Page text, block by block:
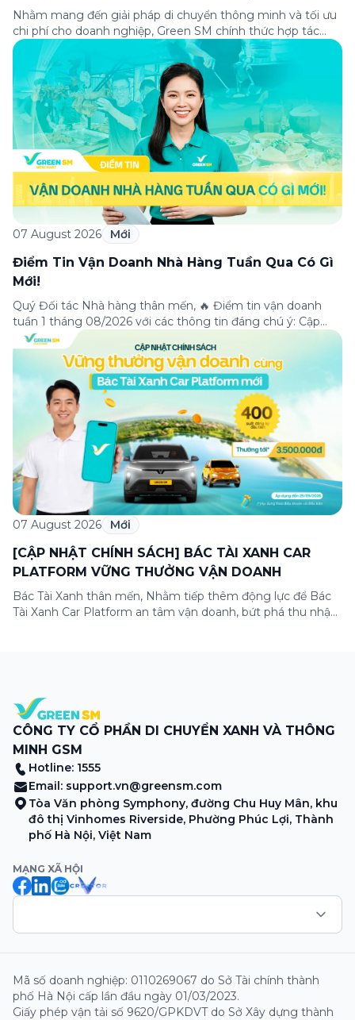
Business
Nhằm mang đến giải pháp di chuyển thông minh và tối ưu
chi phí cho doanh nghiệp, Green SM chính thức hợp tác
cùng VPBank triển khai chương trình ưu đãi dành riêng cho
khách hàng đăng ký thẻ Doanh nghiệp Green Business.
Thông qua chương trình, doanh nghiệp có thể tận hưởng
nhiều ưu […]
07 August 2026 Mới
Điểm Tin Vận Doanh Nhà Hàng Tuần Qua Có Gì
Mới!
Quý Đối tác Nhà hàng thân mến, 🔥 Điểm tin vận doanh
tuần 1 tháng 08/2026 với các thông tin đáng chú ý: Cập
nhật các tính năng mới trên ứng dụng Green SM
Merchant, lưu ý khi vận doanh mùa mưa, tổng hợp các
thông tin khuyến mại hấp dẫn đang diễn ra. Hãy […]
07 August 2026 Mới
[CẬP NHẬT CHÍNH SÁCH] BÁC TÀI XANH CAR
PLATFORM VỮNG THƯỞNG VẬN DOANH
Bác Tài Xanh thân mến, Nhằm tiếp thêm động lực để Bác
Tài Xanh Car Platform an tâm vận doanh, bứt phá thu nhập
CÔNG TY CỔ PHẦN DI CHUYỂN XANH VÀ THÔNG
MINH GSM
Hotline: 1555
Email: support.vn@greensm.com
Tòa Văn phòng Symphony, đường Chu Huy Mân, khu
đô thị Vinhomes Riverside, Phường Phúc Lợi, Thành
phố Hà Nội, Việt Nam
MẠNG XÃ HỘI
Mã số doanh nghiệp: 0110269067 do Sở Tài chính thành
phố Hà Nội cấp lần đầu ngày 01/03/2023.
Giấy phép vận tải số 9620/GPKDVT do Sở Xây dựng thành